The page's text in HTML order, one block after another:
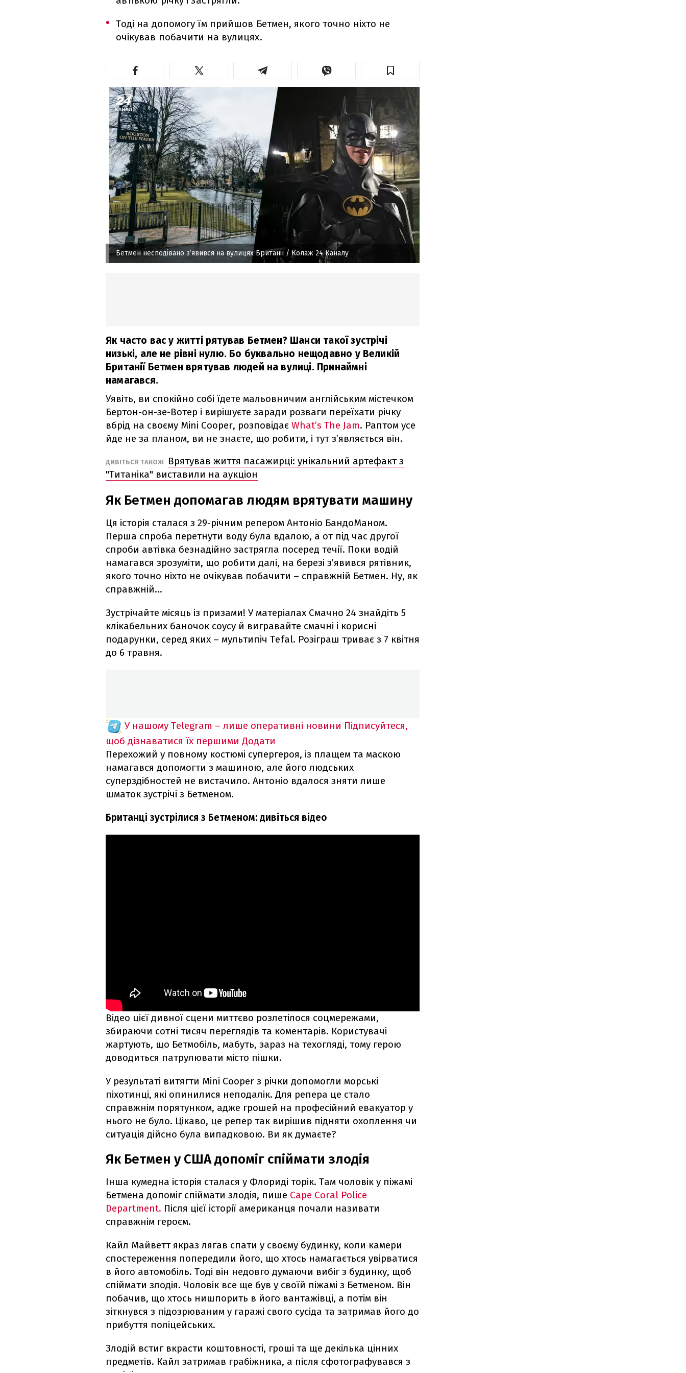
Тоді на допомогу їм прийшов Бетмен, якого точно ніхто не
очікував побачити на вулицях.
Бетмен несподівано з’явився на вулицях Британії / Колаж 24 Каналу
Як часто вас у житті рятував Бетмен? Шанси такої зустрічі
низькі, але не рівні нулю. Бо буквально нещодавно у Великій
Британії Бетмен врятував людей на вулиці. Принаймні
намагався.
Уявіть, ви спокійно собі їдете мальовничим англійським містечком
Бертон-он-зе-Вотер і вирішуєте заради розваги переїхати річку
вбрід на своєму Mini Cooper, розповідає What’s The Jam. Раптом усе
йде не за планом, ви не знаєте, що робити, і тут з’являється він.
ДИВІТЬСЯ ТАКОЖ
Врятував життя пасажирці: унікальний артефакт з
"Титаніка" виставили на аукціон
Як Бетмен допомагав людям врятувати машину
Ця історія сталася з 29-річним репером Антоніо БандоМаном.
Перша спроба перетнути воду була вдалою, а от під час другої
спроби автівка безнадійно застрягла посеред течії. Поки водій
намагався зрозуміти, що робити далі, на березі з’явився рятівник,
якого точно ніхто не очікував побачити – справжній Бетмен. Ну, як
справжній…
Зустрічайте місяць із призами! У матеріалах Смачно 24 знайдіть 5
клікабельних баночок соусу й вигравайте смачні і корисні
подарунки, серед яких – мультипіч Tefal. Розіграш триває з 7 квітня
до 6 травня.
У нашому Telegram – лише оперативні новини Підписуйтеся,
щоб дізнаватися їх першими Додати
Перехожий у повному костюмі супергероя, із плащем та маскою
намагався допомогти з машиною, але його людських
суперздібностей не вистачило. Антоніо вдалося зняти лише
шматок зустрічі з Бетменом.
Британці зустрілися з Бетменом: дивіться відео
Відео цієї дивної сцени миттєво розлетілося соцмережами,
збираючи сотні тисяч переглядів та коментарів. Користувачі
жартують, що Бетмобіль, мабуть, зараз на техогляді, тому герою
доводиться патрулювати місто пішки.
У результаті витягти Mini Cooper з річки допомогли морські
піхотинці, які опинилися неподалік. Для репера це стало
справжнім порятунком, адже грошей на професійний евакуатор у
нього не було. Цікаво, це репер так вирішив підняти охоплення чи
ситуація дійсно була випадковою. Ви як думаєте?
Як Бетмен у США допоміг спіймати злодія
Інша кумедна історія сталася у Флориді торік. Там чоловік у піжамі
Бетмена допоміг спіймати злодія, пише Cape Coral Police
Department. Після цієї історії американця почали називати
справжнім героєм.
Кайл Майветт якраз лягав спати у своєму будинку, коли камери
спостереження попередили його, що хтось намагається увірватися
в його автомобіль. Тоді він недовго думаючи вибіг з будинку, щоб
спіймати злодія. Чоловік все ще був у своїй піжамі з Бетменом. Він
побачив, що хтось нишпорить в його вантажівці, а потім він
зіткнувся з підозрюваним у гаражі свого сусіда та затримав його до
прибуття поліцейських.
Злодій встиг вкрасти коштовності, гроші та ще декілька цінних
предметів. Кайл затримав грабіжника, а після сфотографувався з